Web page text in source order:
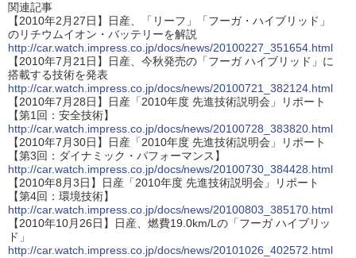
関連記事
【2010年2月27日】日産、「リーフ」「フーガ・ハイブリッド」
のリチウムイオン・バッテリーを解説
http://car.watch.impress.co.jp/docs/news/20100227_351654.html
【2010年7月21日】日産、今秋発売の「フーガ ハイブリッド」に
搭載する技術を発表
http://car.watch.impress.co.jp/docs/news/20100721_382124.html
【2010年7月28日】日産「2010年度 先進技術説明会」リポート
【第1回：安全技術】
http://car.watch.impress.co.jp/docs/news/20100728_383820.html
【2010年7月30日】日産「2010年度 先進技術説明会」リポート
【第3回：ダイナミック・パフォーマンス】
http://car.watch.impress.co.jp/docs/news/20100730_384428.html
【2010年8月3日】日産「2010年度 先進技術説明会」リポート
【第4回：環境技術】
http://car.watch.impress.co.jp/docs/news/20100803_385170.html
【2010年10月26日】日産、燃費19.0km/Lの「フーガ ハイブリッ
ド」
http://car.watch.impress.co.jp/docs/news/20101026_402572.html